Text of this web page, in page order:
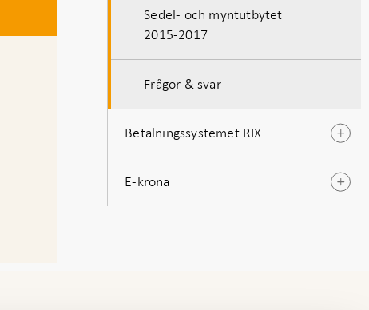
Sedel- och myntutbytet
2015-2017
Frågor & svar
Betalningssystemet RIX
E-krona